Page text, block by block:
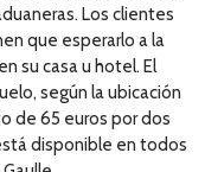
Los clientes
que esperarlo a la
su casa u hotel. El
según la ubicación
de 65 euros por dos
disponible en todos